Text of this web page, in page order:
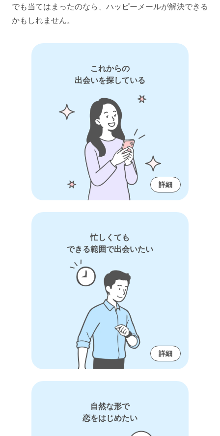
でも当てはまったのなら、ハッピーメールが解決できる
かもしれません。
これからの
出会いを探している
詳細
忙しくても
できる範囲で出会いたい
詳細
自然な形で
恋をはじめたい